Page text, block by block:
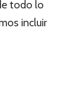
todo lo
incluir